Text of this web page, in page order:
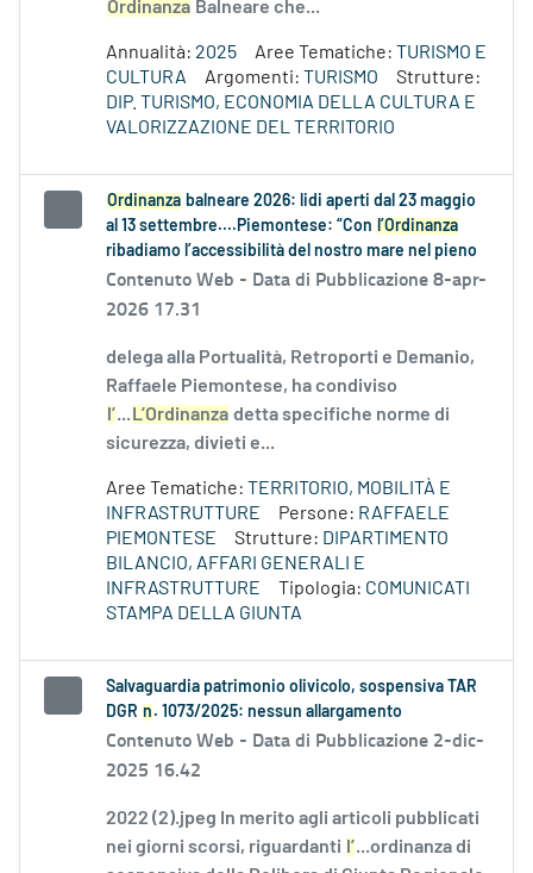
Ordinanza Balneare che...
Annualità: 2025 Aree Tematiche: TURISMO E
CULTURA
Argomenti: TURISMO
Strutture:
DIP. TURISMO, ECONOMIA DELLA CULTURA E
VALORIZZAZIONE DEL TERRITORIO
Ordinanza balneare 2026: lidi aperti dal 23 maggio
al 13 settembre....Piemontese: “Con l’Ordinanza
ribadiamo l’accessibilità del nostro mare nel pieno
Contenuto Web - Data di Pubblicazione 8-apr-
2026 17.31
delega alla Portualità, Retroporti e Demanio,
Raffaele Piemontese, ha condiviso
l’... L’Ordinanza detta specifiche norme di
sicurezza, divieti e...
Aree Tematiche: TERRITORIO, MOBILITÀ E
INFRASTRUTTURE
Persone: RAFFAELE
PIEMONTESE
Strutture: DIPARTIMENTO
BILANCIO, AFFARI GENERALI E
INFRASTRUTTURE
Tipologia: COMUNICATI
STAMPA DELLA GIUNTA
Salvaguardia patrimonio olivicolo, sospensiva TAR
DGR n . 1073/2025: nessun allargamento
Contenuto Web - Data di Pubblicazione 2-dic-
2025 16.42
2022 (2).jpeg In merito agli articoli pubblicati
nei giorni scorsi, riguardanti l’...ordinanza di